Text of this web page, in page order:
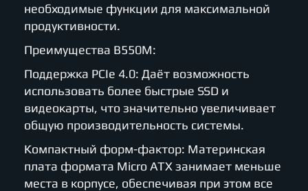
необходимые функции для максимальной
продуктивности.
Преимущества B550M:
Поддержка PCIe 4.0: Даёт возможность
использовать более быстрые SSD и
видеокарты, что значительно увеличивает
общую производительность системы.
Компактный форм-фактор: Материнская
плата формата Micro ATX занимает меньше
места в корпусе, обеспечивая при этом все